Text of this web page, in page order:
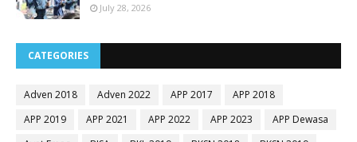
July 28, 2026
CATEGORIES
Adven 2018 Adven 2022 APP 2017
APP 2018
APP 2019
APP 2021 APP 2022 APP 2023
APP Dewasa